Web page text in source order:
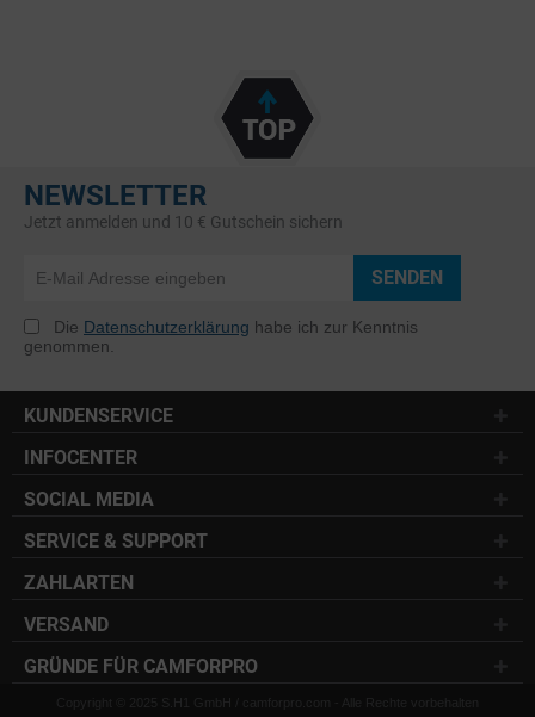
NEWSLETTER
Jetzt anmelden und 10 € Gutschein sichern
SENDEN
Die Datenschutzerklärung habe ich zur Kenntnis
genommen.
KUNDENSERVICE
INFOCENTER
SOCIAL MEDIA
SERVICE & SUPPORT
ZAHLARTEN
VERSAND
GRÜNDE FÜR CAMFORPRO
Copyright © 2025 S.H1 GmbH / camforpro.com - Alle Rechte vorbehalten